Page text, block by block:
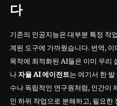
다
기존의 인공지능은 대부분 특정 작
계된 도구에 가까웠습니다. 번역,
목적에 최적화된 AI들은 이미 우리
나자율 AI 에이전트는 여기서 한
수나 독립적인 연구원처럼, 인간이
인 하위 작업으로 분해하고, 필요한